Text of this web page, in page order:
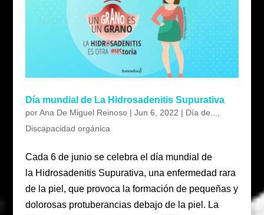
Día mundial de La Hidrosadenitis Supurativa
porAna De Miguel Reinoso| Jun 6, 2022 | Día de...
Discapacidad orgánica
Cada 6 de junio se celebra el día mundial de
la Hidrosadenitis Supurativa, una enfermedad rara
de la piel, que provoca la formación de pequeñas y
dolorosas protuberancias debajo de la piel. La